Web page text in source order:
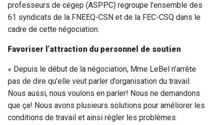
professeurs de cégep (ASPPC) regroupe l’ensemble des
61 syndicats de la FNEEQ-CSN et de la FEC-CSQ dans le
cadre de cette négociation.
Favoriser l’attraction du personnel de soutien
« Depuis le début de la négociation, Mme LeBel n’arrête
pas de dire qu’elle veut parler d’organisation du travail.
Nous aussi, nous voulons en parler! Nous ne demandons
que ça! Nous avons plusieurs solutions pour améliorer les
conditions de travail et ainsi régler les problèmes